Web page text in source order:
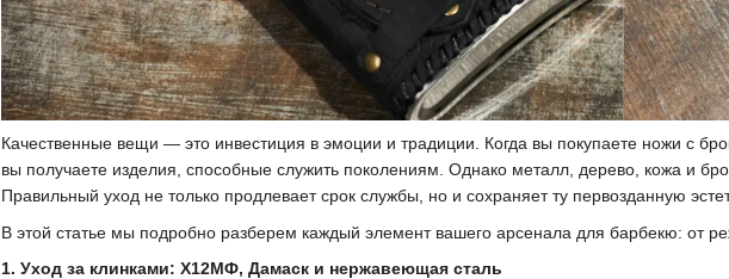
Качественные вещи — это инвестиция в эмоции и традиции. Когда вы покупаете ножи с
вы получаете изделия, способные служить поколениям. Однако металл, дерево, кожа и
Правильный уход не только продлевает срок службы, но и сохраняет ту первозданную
В этой статье мы подробно разберем каждый элемент вашего арсенала для барбекю: от
1. Уход за клинками: Х12МФ, Дамаск и нержавеющая сталь